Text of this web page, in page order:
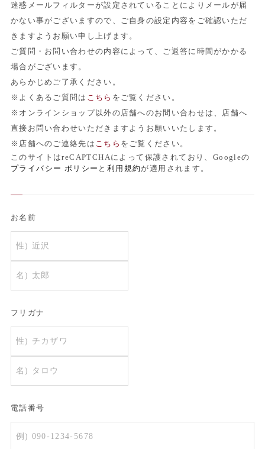
迷惑メールフィルターが設定されていることによりメールが届
かない事がございますので、ご自身の設定内容をご確認いただ
きますようお願い申し上げます。
ご質問・お問い合わせの内容によって、ご返答に時間がかかる
場合がございます。
あらかじめご了承ください。
※よくあるご質問は こちら をご覧ください。
※オンラインショップ以外の店舗へのお問い合わせは、店舗へ
直接お問い合わせいただきますようお願いいたします。
※店舗へのご連絡先は こちら をご覧ください。
このサイトはreCAPTCHAによって保護されており、Googleの
プライバシー ポリシー と 利用規約が適用されます。
お名前
フリガナ
電話番号